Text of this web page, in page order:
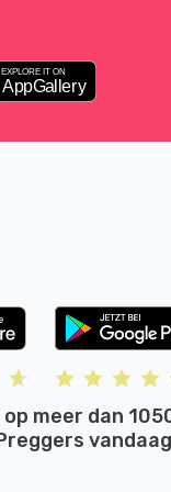
op meer dan